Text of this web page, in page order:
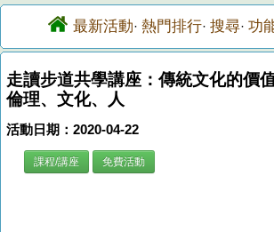
最新活動· 熱門排行· 搜尋· 功
走讀步道共學講座：傳統文化的價
倫理、文化、人
活動日期：2020-04-22
課程/講座 免費活動